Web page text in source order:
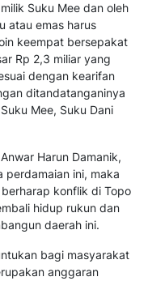
Suku Mee dan oleh
atau emas harus
keempat bersepakat
Rp 2,3 miliar yang
dengan kearifan
ditandatanganinya
Mee, Suku Dani
Harun Damanik,
perdamaian ini, maka
konflik di Topo
hidup rukun dan
daerah ini.
bagi masyarakat
anggaran